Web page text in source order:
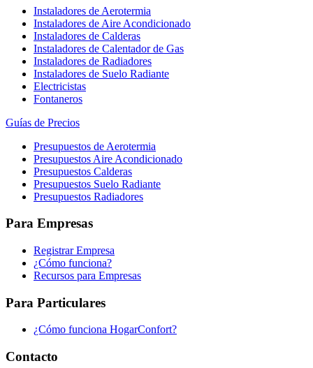
Instaladores de Aerotermia
Instaladores de Aire Acondicionado
Instaladores de Calderas
Instaladores de Calentador de Gas
Instaladores de Radiadores
Instaladores de Suelo Radiante
Electricistas
Fontaneros
Guías de Precios
Presupuestos de Aerotermia
Presupuestos Aire Acondicionado
Presupuestos Calderas
Presupuestos Suelo Radiante
Presupuestos Radiadores
Para Empresas
Registrar Empresa
¿Cómo funciona?
Recursos para Empresas
Para Particulares
¿Cómo funciona HogarConfort?
Contacto